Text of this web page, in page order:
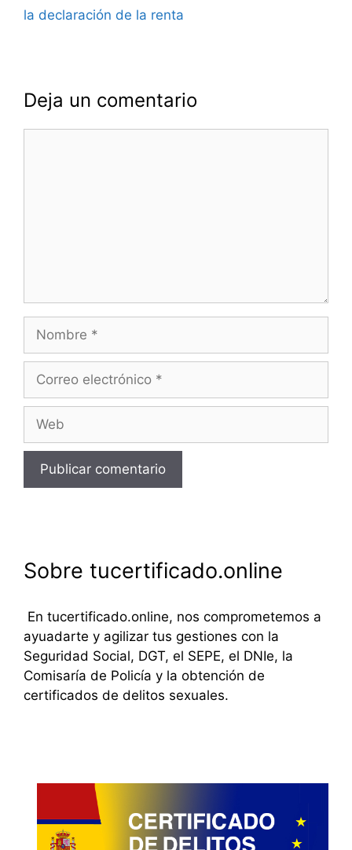
la declaración de la renta
Deja un comentario
electrónico
Sobre tucertificado.online
En tucertificado.online, nos comprometemos a
ayuadarte y agilizar tus gestiones con la
Seguridad Social, DGT, el SEPE, el DNIe, la
Comisaría de Policía y la obtención de
certificados de delitos sexuales.